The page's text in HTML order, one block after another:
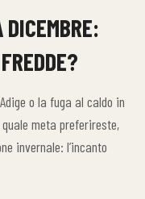
DICEMBRE:
o la fuga al caldo in
meta preferireste,
invernale: l’incanto